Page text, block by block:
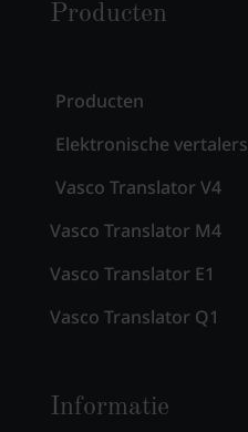
Producten
Producten
Elektronische vertalers
Vasco Translator V4
Vasco Translator M4
Vasco Translator E1
Vasco Translator Q1
Informatie